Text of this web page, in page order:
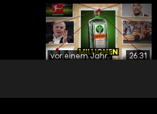
vor einem Jahr 26:31